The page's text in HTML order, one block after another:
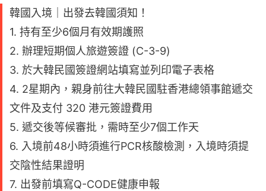
韓國入境｜出發去韓國須知！
1. 持有至少6個月有效期護照
2. 辦理短期個人旅遊簽證 (C-3-9)
3. 於大韓民國簽證網站填寫並列印電子表格
4. 2星期內，親身前往大韓民國駐香港總領事館遞交
文件及支付 320 港元簽證費用
5. 遞交後等候審批，需時至少7個工作天
6. 入境前48小時須進行PCR核酸檢測，入境時須提
交陰性結果證明
7. 出發前填寫Q-CODE健康申報